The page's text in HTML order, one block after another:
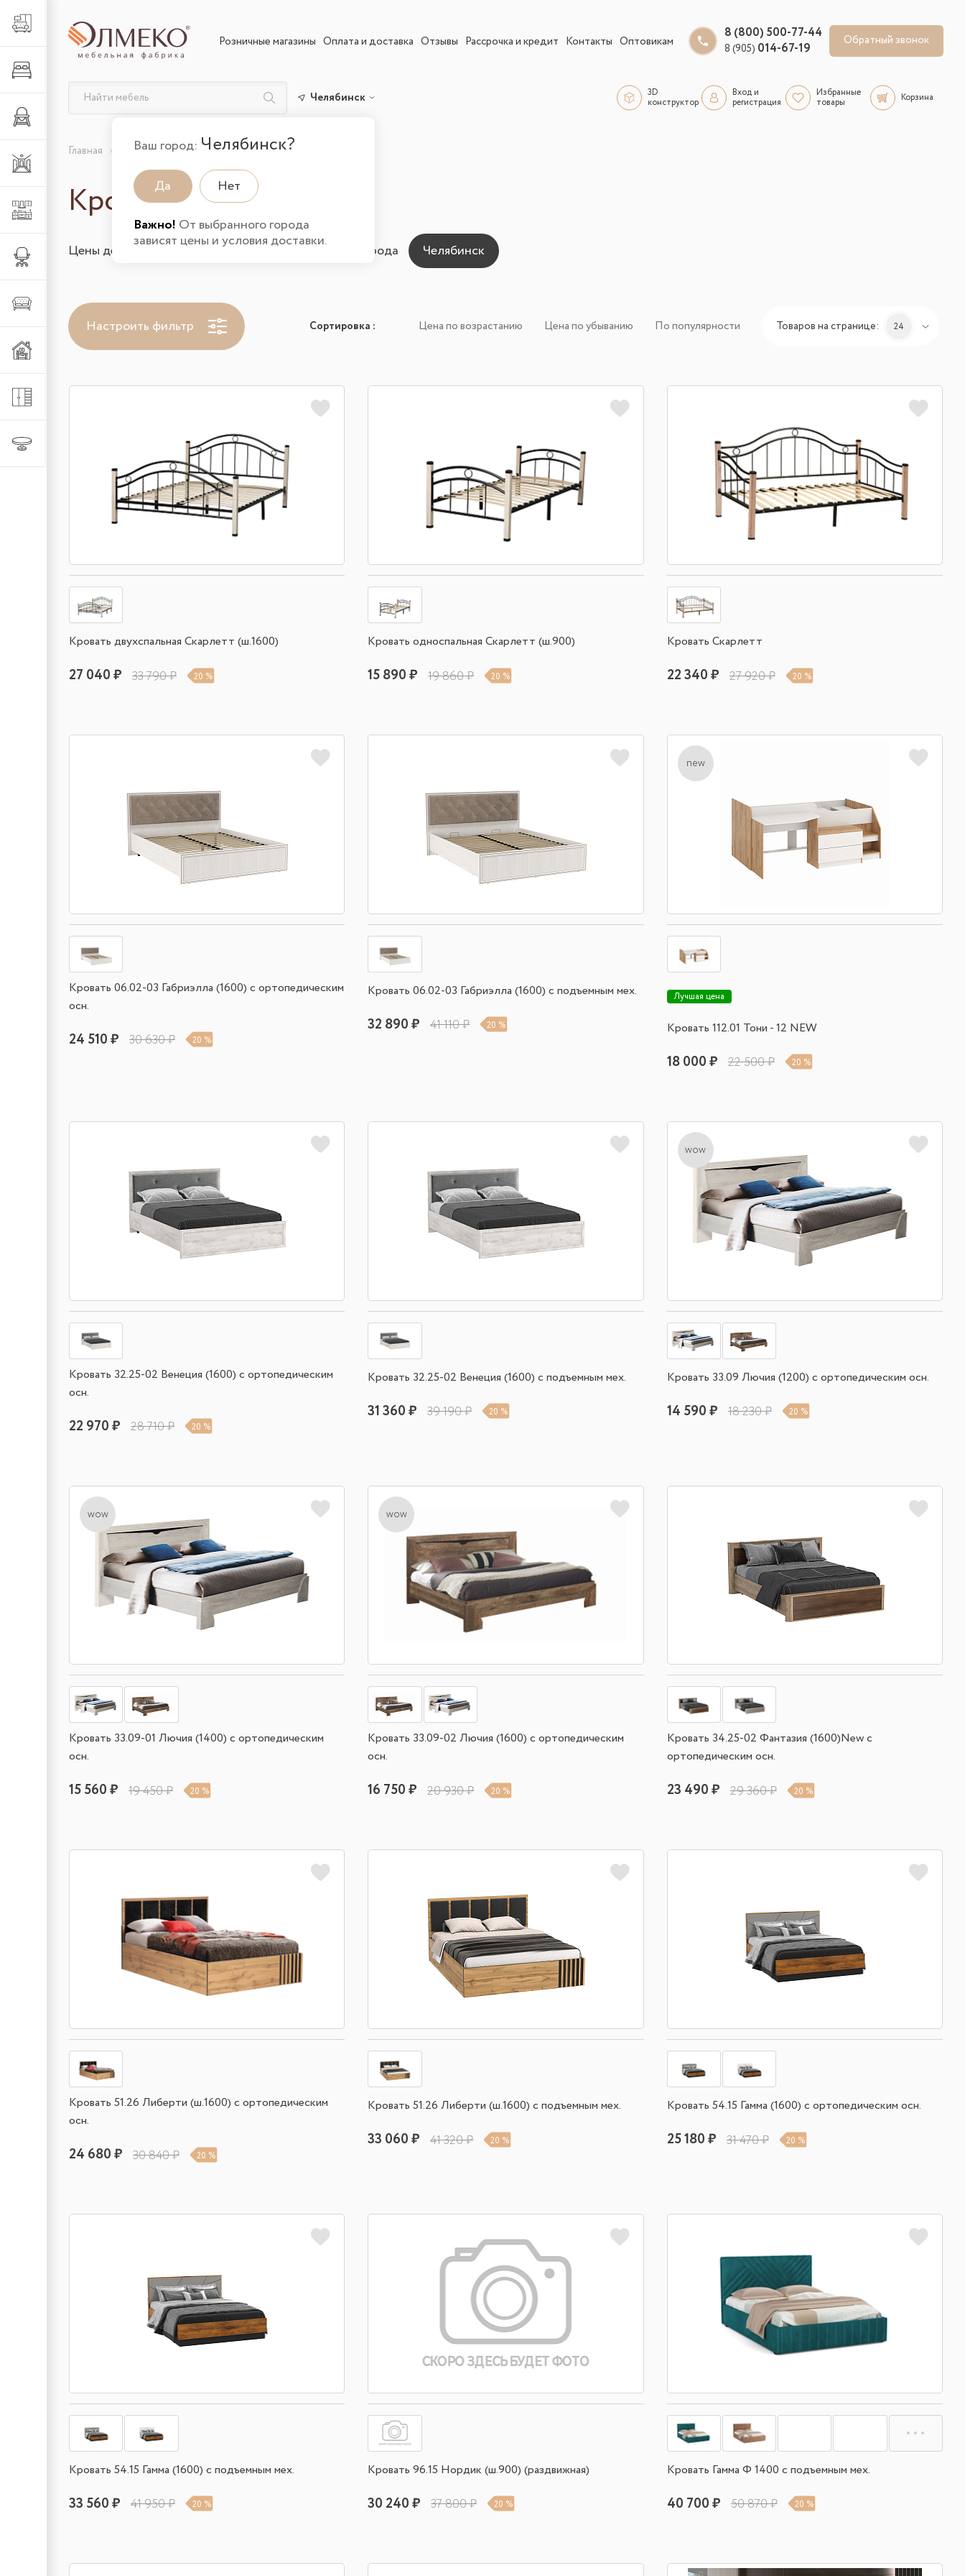
Гостиная
Кухня
Офис
Мягкая
Мебель из металла
Розничные магазины Оплата и доставка Отзывы Рассрочка и кредит Контакты Оптовикам
8 (800) 500-77-44
8 (905) 014-67-19 Обратный звонок
Челябинск
Ваш город: Челябинск?
Да Нет
Важно! От выбранного города
зависят цены и условия доставки.
3D
конструктор
Вход и
регистрация
Избранные
товары
Корзина
Главная Каталог товаров Спальня Кровати в Челябинске
Кровати
Цены действительны на 07.08.2026 и указаны для города
Настроить фильтр Сортировка : Цена по возрастанию Цена по убыванию По популярности Товаров на странице: 24
Кровать двухспальная Скарлетт (ш.1600)
27 040 ₽ 33 790 ₽ 20 %
Кровать односпальная Скарлетт (ш.900)
15 890 ₽ 19 860 ₽ 20 %
Кровать Скарлетт
22 340 ₽ 27 920 ₽ 20 %
Кровать 06.02-03 Габриэлла (1600) с ортопедическим
осн.
24 510 ₽ 30 630 ₽ 20 %
Кровать 06.02-03 Габриэлла (1600) с подъемным мех.
32 890 ₽ 41 110 ₽ 20 %
new
Лучшая цена
Кровать 112.01 Тони - 12 NEW
18 000 ₽ 22 500 ₽ 20 %
Кровать 32.25-02 Венеция (1600) с ортопедическим
осн.
22 970 ₽ 28 710 ₽ 20 %
Кровать 32.25-02 Венеция (1600) с подъемным мех.
31 360 ₽ 39 190 ₽ 20 %
wow
Кровать 33.09 Лючия (1200) с ортопедическим осн.
14 590 ₽ 18 230 ₽ 20 %
wow
Кровать 33.09-01 Лючия (1400) с ортопедическим
осн.
15 560 ₽ 19 450 ₽ 20 %
wow
Кровать 33.09-02 Лючия (1600) с ортопедическим
осн.
16 750 ₽ 20 930 ₽ 20 %
Кровать 34.25-02 Фантазия (1600)New с
ортопедическим осн.
23 490 ₽ 29 360 ₽ 20 %
Кровать 51.26 Либерти (ш.1600) с ортопедическим
осн.
24 680 ₽ 30 840 ₽ 20 %
Кровать 51.26 Либерти (ш.1600) с подъемным мех.
33 060 ₽ 41 320 ₽ 20 %
Кровать 54.15 Гамма (1600) с ортопедическим осн.
25 180 ₽ 31 470 ₽ 20 %
Кровать 54.15 Гамма (1600) с подъемным мех.
33 560 ₽ 41 950 ₽ 20 %
Кровать 96.15 Нордик (ш.900) (раздвижная)
30 240 ₽ 37 800 ₽ 20 %
Кровать Гамма Ф 1400 с подъемным мех.
40 700 ₽ 50 870 ₽ 20 %